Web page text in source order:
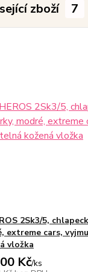
zboží 7
2Sk3/5,
extreme cars,
vložka
Kč/ks